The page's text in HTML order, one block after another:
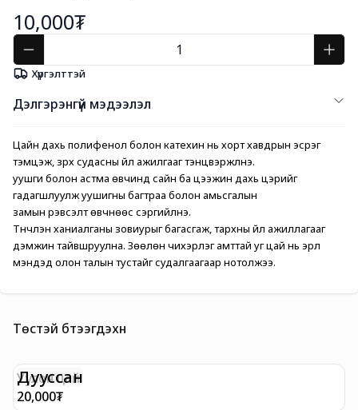
10,000₮
Хүргэлттэй
Дэлгэрэнгүй мэдээлэл
Цайн дахь полифенол болон катехин нь хорт хавдрын эсрэг
тэмцэж, зүрх судасны үйл ажилгааг тэнцвэржүүлнэ.
уушги болон астма өвчинд сайн ба цээжин дахь цэрийг
гадагшлуулж уушигны багтраа болон амьсгалын
замын үрэвсэлт өвчнөөс сэргийлнэ.
Түүнчлэн ханиалганы зовиурыг багасгаж, тархны үйл ажиллагааг
дэмжин тайвшруулна. Зөөлөн чихэрлэг амттай уг цай нь эрүүл
мэндэд олон талын тустайг судалгаагаар нотолжээ.
Төстэй бүтээгдэхүүн
Дууссан
Уулон цай
20,000₮